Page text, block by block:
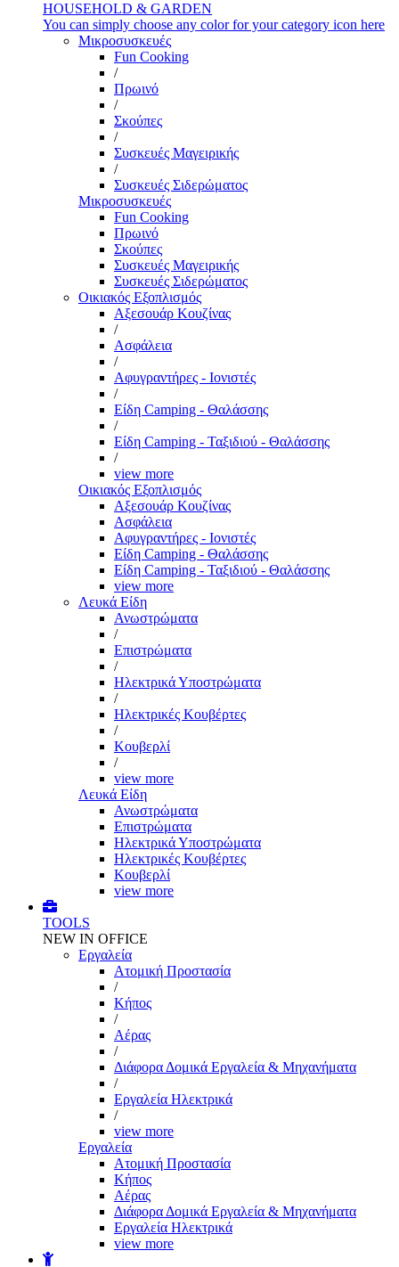
HOUSEHOLD & GARDEN
You can simply choose any color for your category icon here
Μικροσυσκευές
Fun Cooking
/
Πρωινό
/
Σκούπες
/
Συσκευές Μαγειρικής
/
Συσκευές Σιδερώματος
Μικροσυσκευές
Fun Cooking
Πρωινό
Σκούπες
Συσκευές Μαγειρικής
Συσκευές Σιδερώματος
Οικιακός Εξοπλισμός
Αξεσουάρ Κουζίνας
/
Ασφάλεια
/
Αφυγραντήρες - Ιονιστές
/
Είδη Camping - Θαλάσσης
/
Είδη Camping - Ταξιδιού - Θαλάσσης
/
view more
Οικιακός Εξοπλισμός
Αξεσουάρ Κουζίνας
Ασφάλεια
Αφυγραντήρες - Ιονιστές
Είδη Camping - Θαλάσσης
Είδη Camping - Ταξιδιού - Θαλάσσης
view more
Λευκά Είδη
Ανωστρώματα
/
Επιστρώματα
/
Ηλεκτρικά Υποστρώματα
/
Ηλεκτρικές Κουβέρτες
/
Κουβερλί
/
view more
Λευκά Είδη
Ανωστρώματα
Επιστρώματα
Ηλεκτρικά Υποστρώματα
Ηλεκτρικές Κουβέρτες
Κουβερλί
view more
TOOLS
NEW IN OFFICE
Εργαλεία
Aτομική Προστασία
/
Kήπος
/
Αέρας
/
Διάφορα Δομικά Εργαλεία & Μηχανήματα
/
Εργαλεία Ηλεκτρικά
/
view more
Εργαλεία
Aτομική Προστασία
Kήπος
Αέρας
Διάφορα Δομικά Εργαλεία & Μηχανήματα
Εργαλεία Ηλεκτρικά
view more